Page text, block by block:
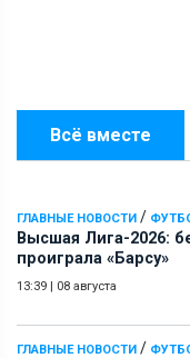
Всё вместе
ГЛАВНЫЕ НОВОСТИ /
Высшая Лига-2026:
проиграла «Барсу»
13:39 | 08 августа
ГЛАВНЫЕ НОВОСТИ /